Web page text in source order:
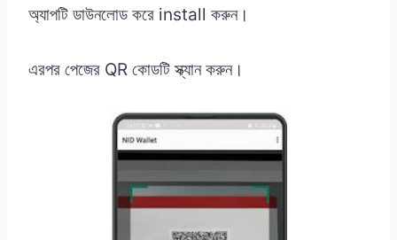
অ্যাপটি ডাউনলোড করে install করুন।
এরপর পেজের QR কোডটি স্ক্যান করুন।